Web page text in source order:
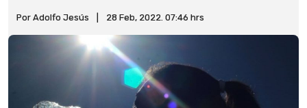
Por Adolfo Jesús 28 Feb, 2022. 07:46 hrs